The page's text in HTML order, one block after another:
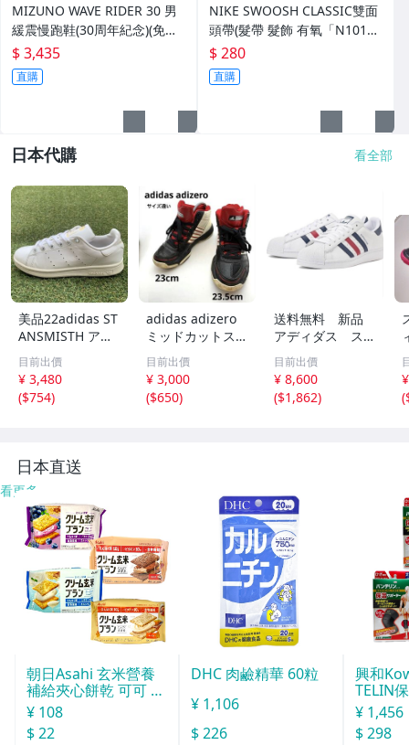
MIZUNO WAVE RIDER 30 男
緩震慢跑鞋(30周年紀念)(免運
「J1GU262382」≡排汗專家≡
$ 3,435
直購
NIKE SWOOSH CLASSIC雙面
頭帶(髮帶 髮飾 有氧「N10124
12651OS」≡排汗專家≡
$ 280
直購
日本代購 看全部
美品22adidas ST
ANSMISTH アデ
ィダス スタンス
ミス HC429
目前出價
¥ 3,480
($754)
adidas adizero
ミッドカットスニ
ーカー 黒赤 バッ
シュサイズ違い
目前出價
¥ 3,000
($650)
送料無料 新品
アディダス スー
パースター トリ
コロール 23.5c
m
目前出價
¥ 8,600
($1,862)
(
日本直送
看更多
朝日Asahi 玄米營養
補給夾心餅乾 可可 72
g
¥ 108
$ 22
DHC 肉鹼精華 60粒
¥ 1,106
$ 226
興和
TELIN
L
¥ 1,456
$ 298